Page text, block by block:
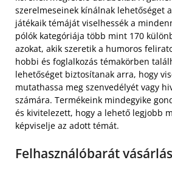
szerelmeseinek kínálnak lehetőséget
játékaik témáját viselhessék a
pólók kategóriája több mint 170
azokat, akik szeretik a humoros
hobbi és foglalkozás témakörben
lehetőséget biztosítanak arra, hogy
mutathassa meg szenvedélyét vagy
számára. Termékeink mindegyike
és kivitelezett, hogy a lehető legjobb
képviselje az adott témát.
Felhasználóbarát